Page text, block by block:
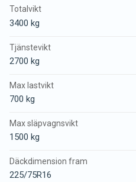
Totalvikt
3400 kg
Tjänstevikt
2700 kg
Max lastvikt
700 kg
Max släpvagnsvikt
1500 kg
Däckdimension fram
225/75R16